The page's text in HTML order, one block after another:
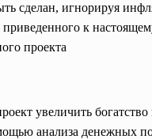
сделан, игнорируя
к
проекта
увеличить
анализа денежных